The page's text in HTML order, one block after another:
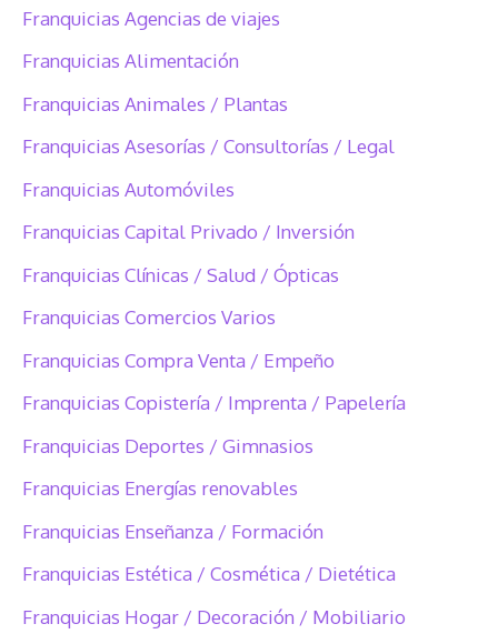
Franquicias Agencias de viajes
Franquicias Alimentación
Franquicias Animales / Plantas
Franquicias Asesorías / Consultorías / Legal
Franquicias Automóviles
Franquicias Capital Privado / Inversión
Franquicias Clínicas / Salud / Ópticas
Franquicias Comercios Varios
Franquicias Compra Venta / Empeño
Franquicias Copistería / Imprenta / Papelería
Franquicias Deportes / Gimnasios
Franquicias Energías renovables
Franquicias Enseñanza / Formación
Franquicias Estética / Cosmética / Dietética
Franquicias Hogar / Decoración / Mobiliario